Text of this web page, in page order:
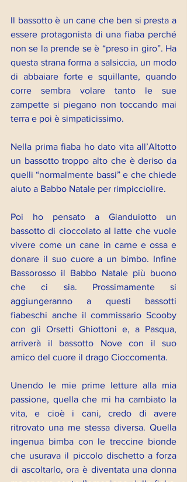
Il bassotto è un cane che ben si presta a
essere protagonista di una fiaba perché
non se la prende se è “preso in giro”. Ha
questa strana forma a salsiccia, un modo
di abbaiare forte e squillante, quando
corre sembra volare tanto le sue
zampette si piegano non toccando mai
terra e poi è simpaticissimo.
Nella prima fiaba ho dato vita all’Altotto
un bassotto troppo alto che è deriso da
quelli “normalmente bassi” e che chiede
aiuto a Babbo Natale per rimpicciolire.
Poi ho pensato a Gianduiotto un
bassotto di cioccolato al latte che vuole
vivere come un cane in carne e ossa e
donare il suo cuore a un bimbo. Infine
Bassorosso il Babbo Natale più buono
che ci sia. Prossimamente si
aggiungeranno a questi bassotti
fiabeschi anche il commissario Scooby
con gli Orsetti Ghiottoni e, a Pasqua,
arriverà il bassotto Nove con il suo
amico del cuore il drago Cioccomenta.
Unendo le mie prime letture alla mia
passione, quella che mi ha cambiato la
vita, e cioè i cani, credo di avere
ritrovato una me stessa diversa. Quella
ingenua bimba con le treccine bionde
che usurava il piccolo dischetto a forza
di ascoltarlo, ora è diventata una donna